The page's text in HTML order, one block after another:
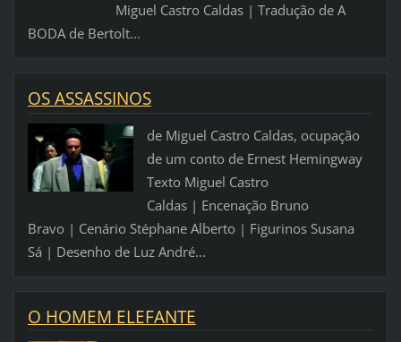
Miguel Castro Caldas | Tradução de A
BODA de Bertolt...
OS ASSASSINOS
de Miguel Castro Caldas, ocupação
de um conto de Ernest Hemingway
Texto Miguel Castro
Caldas | Encenação Bruno
Bravo | Cenário Stéphane Alberto | Figurinos Susana
Sá | Desenho de Luz André...
O HOMEM ELEFANTE